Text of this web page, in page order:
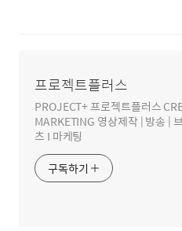
프로젝트플러스
PROJECT+ 프로젝트플러스
MARKETING 영상제작 | 방송 |
츠 I 마케팅
구독하기